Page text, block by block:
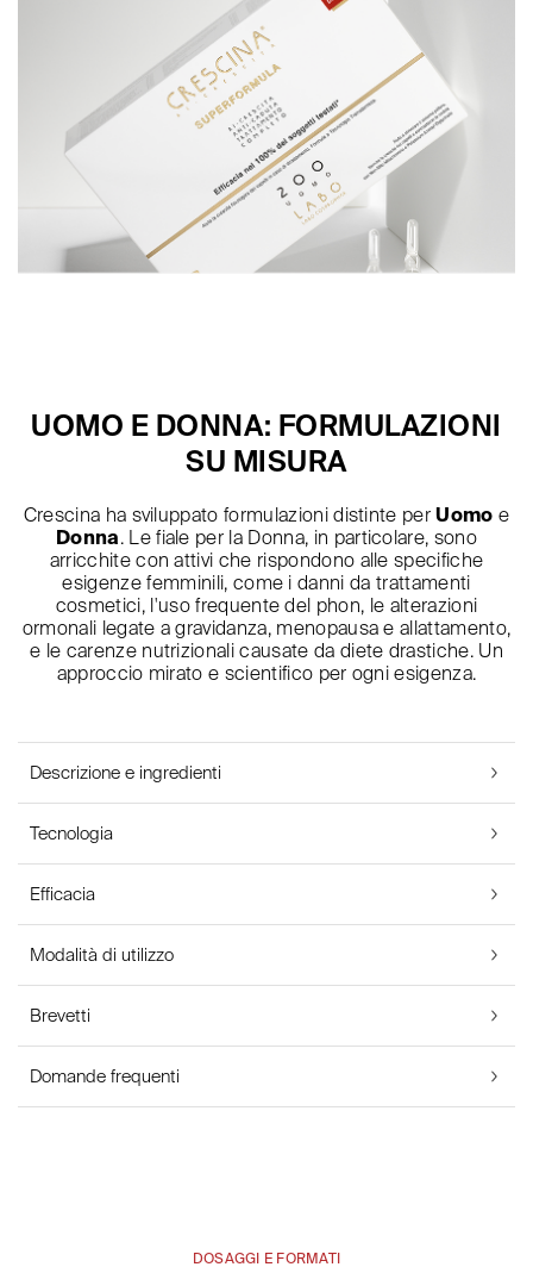
UOMO E DONNA: FORMULAZIONI
SU MISURA
Crescina ha sviluppato formulazioni distinte perUomo e
Donna . Le fiale per la Donna, in particolare, sono
arricchite con attivi che rispondono alle specifiche
esigenze femminili, come i danni da trattamenti
cosmetici, l'uso frequente del phon, le alterazioni
ormonali legate a gravidanza, menopausa e allattamento,
e le carenze nutrizionali causate da diete drastiche. Un
approccio mirato e scientifico per ogni esigenza.
Descrizione e ingredienti
Tecnologia
Efficacia
Modalità di utilizzo
Brevetti
Domande frequenti
DOSAGGI E FORMATI